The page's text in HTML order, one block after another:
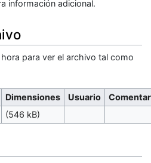
información adicional.
para ver el archivo tal como
Dimensiones Usuario
(546 kB)